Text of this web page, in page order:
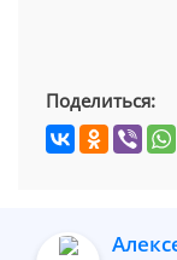
Поделиться: